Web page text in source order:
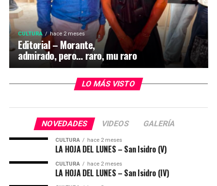
CULTURA hace 2 meses
Editorial – Morante,
admirado, pero… raro, mu raro
LO MÁS VISTO
NOVEDADES VIDEOS GALERÍA
CULTURA hace 2 meses
LA HOJA DEL LUNES – San Isidro (V)
CULTURA hace 2 meses
LA HOJA DEL LUNES – San Isidro (IV)